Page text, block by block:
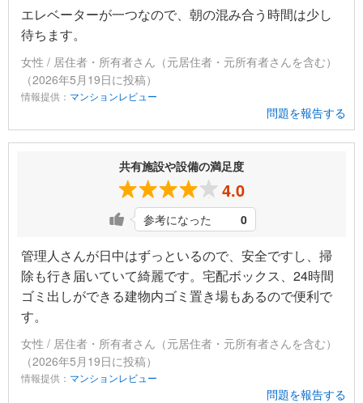
エレベーターが一つなので、朝の混み合う時間は少し
待ちます。
女性 / 居住者・所有者さん（元居住者・元所有者さんを含む）
（2026年5月19日に投稿）
情報提供： マンションレビュー
問題を報告する
共有施設や設備の満足度
4.0
参考になった 0
管理人さんが日中はずっといるので、安全ですし、掃
除も行き届いていて綺麗です。宅配ボックス、24時間
ゴミ出しができる建物内ゴミ置き場もあるので便利で
す。
女性 / 居住者・所有者さん（元居住者・元所有者さんを含む）
（2026年5月19日に投稿）
情報提供： マンションレビュー
問題を報告する